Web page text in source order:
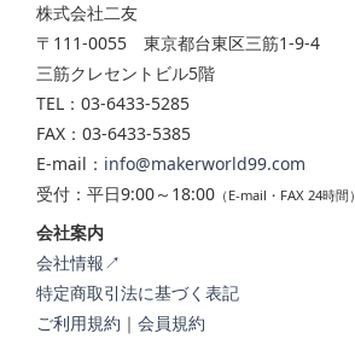
株式会社二友
〒111-0055 東京都台東区三筋1-9-4
三筋クレセントビル5階
TEL：03-6433-5285
FAX：03-6433-5385
E-mail： info@makerworld99.com
受付：平日9:00～18:00 （E-mail・FAX 24時間）
会社案内
会社情報↗
特定商取引法に基づく表記
ご利用規約 ｜ 会員規約